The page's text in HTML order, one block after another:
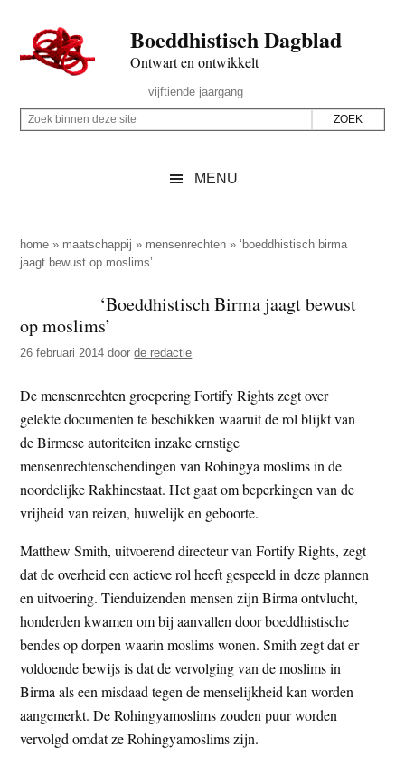
naar
de
inhoud
secondary
naar
de
sidebar
naar
de
Boeddhistisch Dagblad
Ontwart en ontwikkelt
Rechts
vijftiende jaargang
Z
p
d
z
e
i
t
e
Z
i
n
n
d
z
e
s
i
t
e
MENU
home » maatschappij » mensenrechten »‘boeddhistisch birma
jaagt bewust op moslims’
‘Boeddhistisch Birma jaagt bewust
op moslims’
26 februari 2014 doorde redactie
De mensenrechten groepering Fortify Rights zegt over
gelekte documenten te beschikken waaruit de rol blijkt van
de Birmese autoriteiten inzake ernstige
mensenrechtenschendingen van Rohingya moslims in de
noordelijke Rakhinestaat. Het gaat om beperkingen van de
vrijheid van reizen, huwelijk en geboorte.
Matthew Smith, uitvoerend directeur van Fortify Rights, zegt
dat de overheid een actieve rol heeft gespeeld in deze plannen
en uitvoering. Tienduizenden mensen zijn Birma ontvlucht,
honderden kwamen om bij aanvallen door boeddhistische
bendes op dorpen waarin moslims wonen. Smith zegt dat er
voldoende bewijs is dat de vervolging van de moslims in
Birma als een misdaad tegen de menselijkheid kan worden
aangemerkt. De Rohingyamoslims zouden puur worden
vervolgd omdat ze Rohingyamoslims zijn.